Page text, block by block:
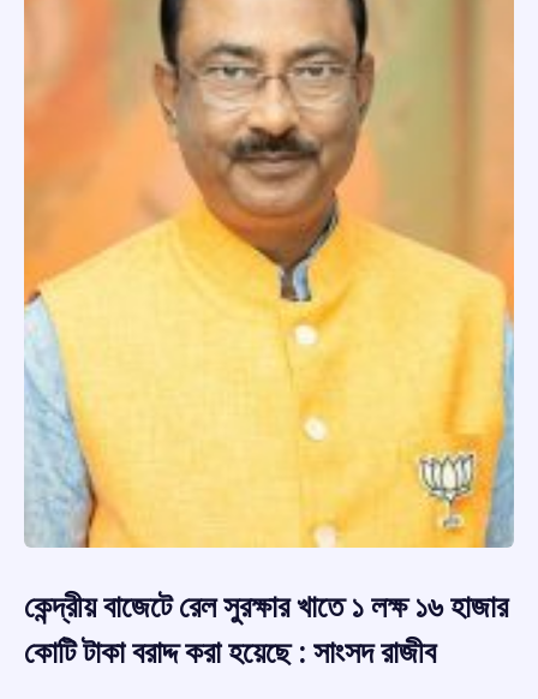
কেন্দ্রীয় বাজেটে রেল সুরক্ষার খাতে ১ লক্ষ ১৬ হাজার
কোটি টাকা বরাদ্দ করা হয়েছে : সাংসদ রাজীব